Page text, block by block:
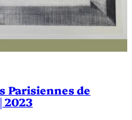
Parisiennes de
2023